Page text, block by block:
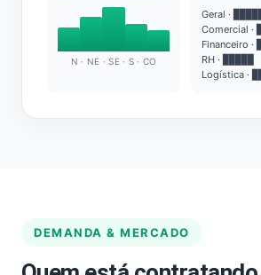
N · NE · SE · S · CO
Geral ·
Comercial ·
Financeiro ·
RH · █████
Logística ·
DEMANDA & MERCADO